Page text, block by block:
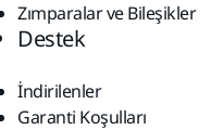
Zımparalar ve Bileşikler
Destek
İndirilenler
Garanti Koşulları